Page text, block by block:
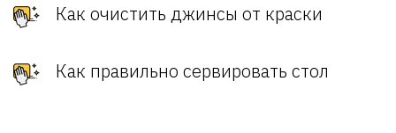
Как очистить джинсы от краски
Как правильно сервировать стол